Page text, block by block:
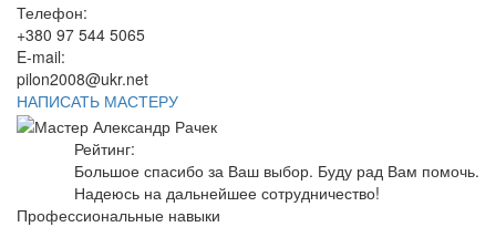
Телефон:
+380 97 544 5065
E-mail:
pilon2008@ukr.net
НАПИСАТЬ МАСТЕРУ
Рейтинг:
Большое спасибо за Ваш выбор. Буду рад Вам помочь.
Надеюсь на дальнейшее сотрудничество!
Профессиональные навыки